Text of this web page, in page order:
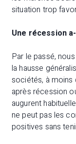
situation trop
Une récession
Par le passé,
la hausse
sociétés, à moins
après récession
augurent
ne peut pas les
positives sans